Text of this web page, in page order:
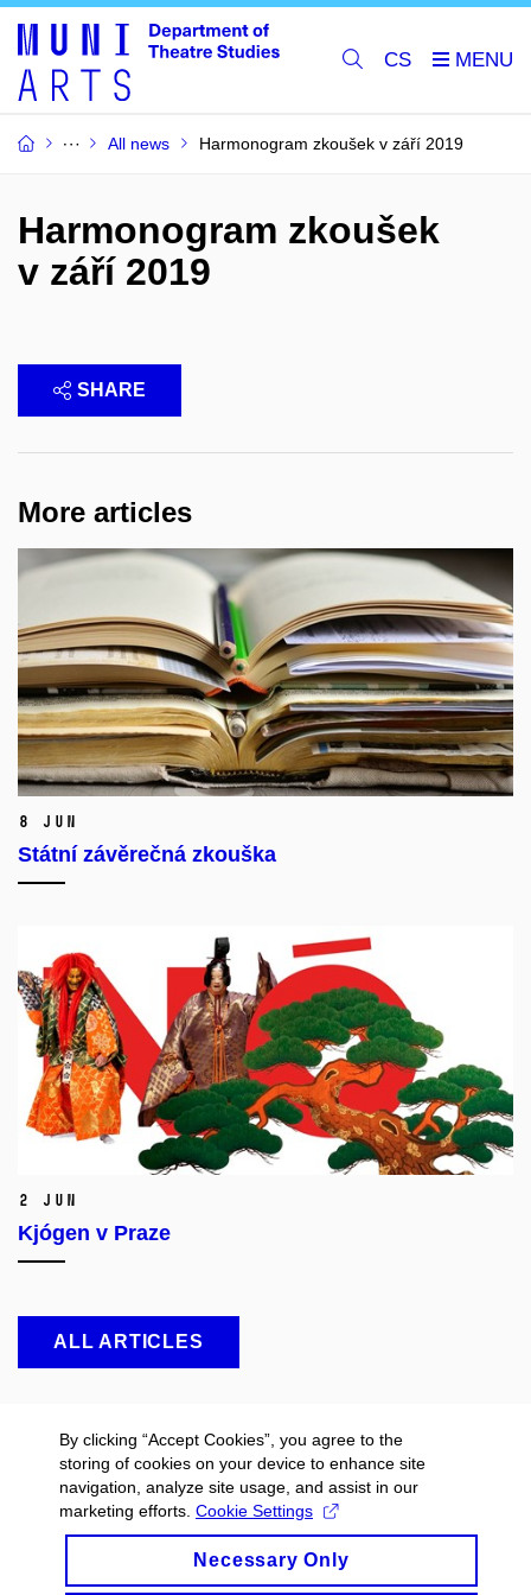
CS
All news Harmonogram zkoušek v září 2019
Harmonogram zkoušek
v září 2019
SHARE
More articles
8 Jun
Státní závěrečná zkouška
2 Jun
Kjógen v Praze
ALL ARTICLES
By clicking “Accept Cookies”, you agree to the
storing of cookies on your device to enhance site
navigation, analyze site usage, and assist in our
marketing efforts. Cookie Settings
Necessary Only